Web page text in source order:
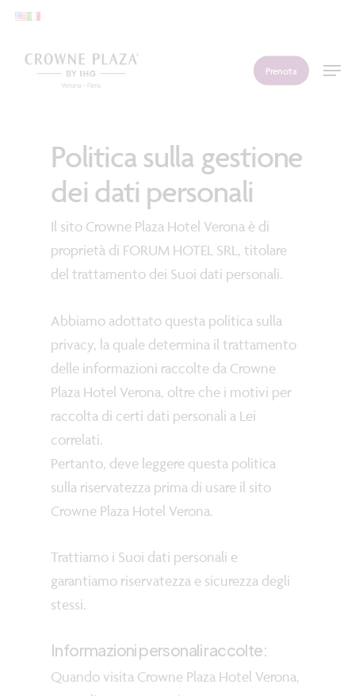
Skip
main
Prenota
Menu
Politica sulla gestione
dei dati personali
Il sito Crowne Plaza Hotel Verona è di
proprietà di FORUM HOTEL SRL, titolare
del trattamento dei Suoi dati personali.
Abbiamo adottato questa politica sulla
privacy, la quale determina il trattamento
delle informazioni raccolte da Crowne
Plaza Hotel Verona, oltre che i motivi per
raccolta di certi dati personali a Lei
correlati.
Pertanto, deve leggere questa politica
sulla riservatezza prima di usare il sito
Crowne Plaza Hotel Verona.
Trattiamo i Suoi dati personali e
garantiamo riservatezza e sicurezza degli
stessi.
Informazioni personali raccolte:
Quando visita Crowne Plaza Hotel Verona,